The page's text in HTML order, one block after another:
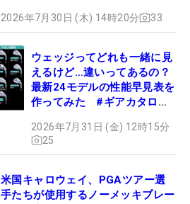
2026年7月30日 (木) 14時20分 33
ウェッジってどれも一緒に見
えるけど…違いってあるの？
最新24モデルの性能早見表を
作ってみた #ギアカタログ
2026年7月31日 (金) 12時15分
25
米国キャロウェイ、PGAツアー選
手たちが使用するノーメッキブレー